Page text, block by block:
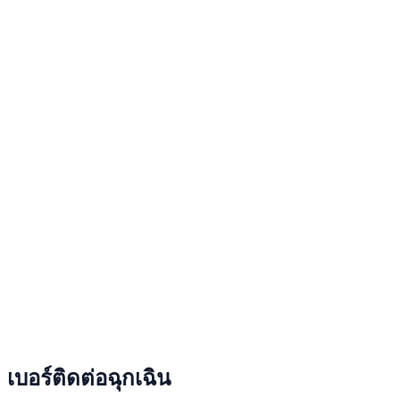
เบอร์ติดต่อฉุกเฉิน